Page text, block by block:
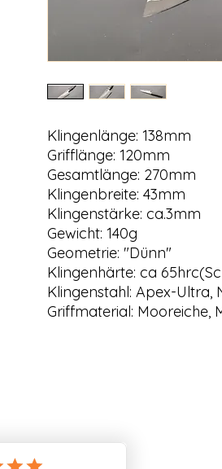
Klingenlänge: 138mm
Grifflänge: 120mm
Gesamtlänge: 270mm
Klingenbreite: 43mm
Klingenstärke: ca.3mm
Gewicht: 140g
Geometrie: "Dünn"
Klingenhärte: ca
Klingenstahl: Apex-Ultra,
Griffmaterial: Mooreiche,